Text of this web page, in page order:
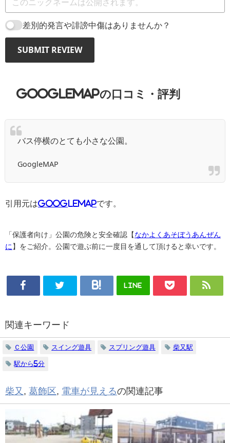
差別的発言や誹謗中傷はありませんか？
SUBMIT REVIEW
GoogleMAPの口コミ・評判
バス停横のとても小さな公園。
GoogleMAP
引用元はGoogleMAPです。
「保護者向け」公園の危険と安全確認【 なかよくあそぼうあんぜん
に 】をご紹介。公園で遊ぶ前に一度目を通して頂けると幸いです。
LINE
関連キーワード
Ｃ公園 スイング遊具 スプリング遊具 柴又駅
駅から5分
柴又 , 葛飾区 , 電車が見えるの関連記事